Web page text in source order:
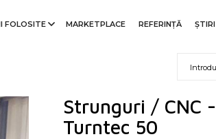
FOLOSITE MARKETPLACE REFERINŢĂ ȘTIRI
Strunguri / CNC
Turntec 50